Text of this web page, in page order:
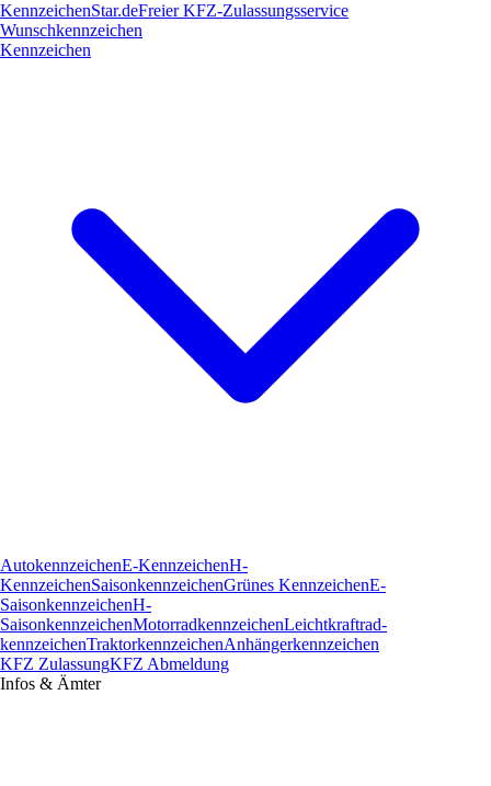
KennzeichenStar.deFreier KFZ-Zulassungsservice
Wunschkennzeichen
Kennzeichen
AutokennzeichenE-KennzeichenH-
KennzeichenSaisonkennzeichenGrünes KennzeichenE-
SaisonkennzeichenH-
SaisonkennzeichenMotorradkennzeichenLeichtkraftrad­
kennzeichenTraktorkennzeichenAnhängerkennzeichen
KFZ ZulassungKFZ Abmeldung
Infos & Ämter